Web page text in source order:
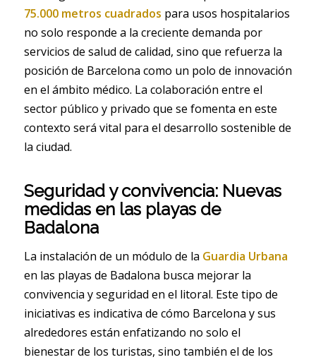
75.000 metros cuadrados para usos hospitalarios
no solo responde a la creciente demanda por
servicios de salud de calidad, sino que refuerza la
posición de Barcelona como un polo de innovación
en el ámbito médico. La colaboración entre el
sector público y privado que se fomenta en este
contexto será vital para el desarrollo sostenible de
la ciudad.
Seguridad y convivencia: Nuevas
medidas en las playas de
Badalona
La instalación de un módulo de la Guardia Urbana
en las playas de Badalona busca mejorar la
convivencia y seguridad en el litoral. Este tipo de
iniciativas es indicativa de cómo Barcelona y sus
alrededores están enfatizando no solo el
bienestar de los turistas, sino también el de los